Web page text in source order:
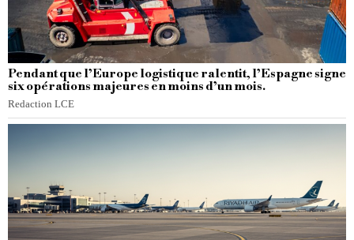
Pendant que l’Europe logistique ralentit, l’Espagne signe
six opérations majeures en moins d’un mois.
Redaction LCE